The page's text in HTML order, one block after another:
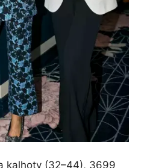
kalhoty (32–44), 3699